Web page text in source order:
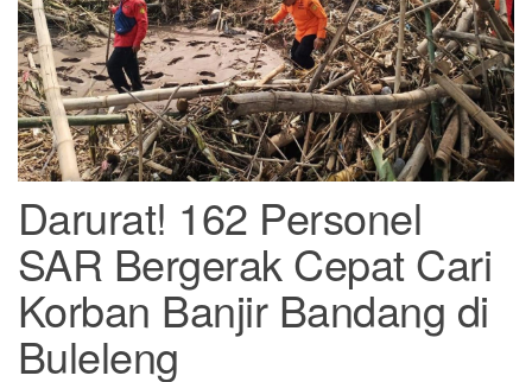
Darurat! 162 Personel
SAR Bergerak Cepat Cari
Korban Banjir Bandang di
Buleleng